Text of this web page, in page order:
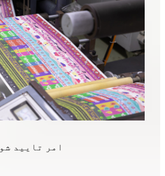
امر تایید شو